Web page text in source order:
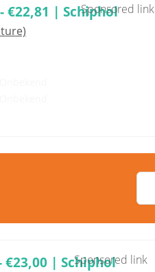
€22,81 | SchipholSponsored link
| Schiphol
Sponsored link